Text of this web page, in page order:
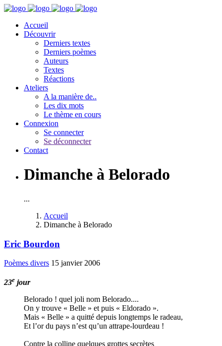
Accueil
Découvrir
Derniers textes
Derniers poèmes
Auteurs
Textes
Réactions
Ateliers
A la manière de..
Les dix mots
Le thème en cours
Connexion
Se connecter
Se déconnecter
Contact
Dimanche à Belorado
...
Accueil
Dimanche à Belorado
Eric Bourdon
Poèmes divers 15 janvier 2006
23e jour
Belorado ! quel joli nom Belorado....
On y trouve « Belle » et puis « Eldorado ».
Mais « Belle » a quitté depuis longtemps le radeau,
Et l’or du pays n’est qu’un attrape-lourdeau !
Contre la colline quelques grottes secrètes